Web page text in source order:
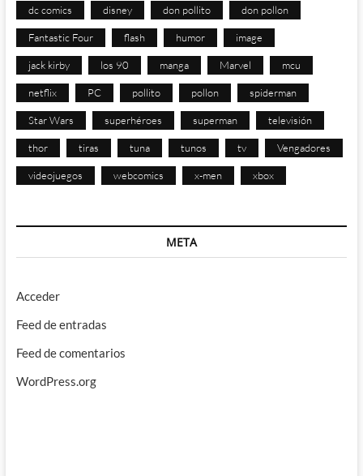
dc comics disney don pollito don pollon
Fantastic Four flash humor image
jack kirby los 90 manga Marvel mcu
netflix PC pollito pollon spiderman
Star Wars superhéroes superman televisión
thor tiras tuna tunos tv Vengadores
videojuegos webcomics x-men xbox
META
Acceder
Feed de entradas
Feed de comentarios
WordPress.org